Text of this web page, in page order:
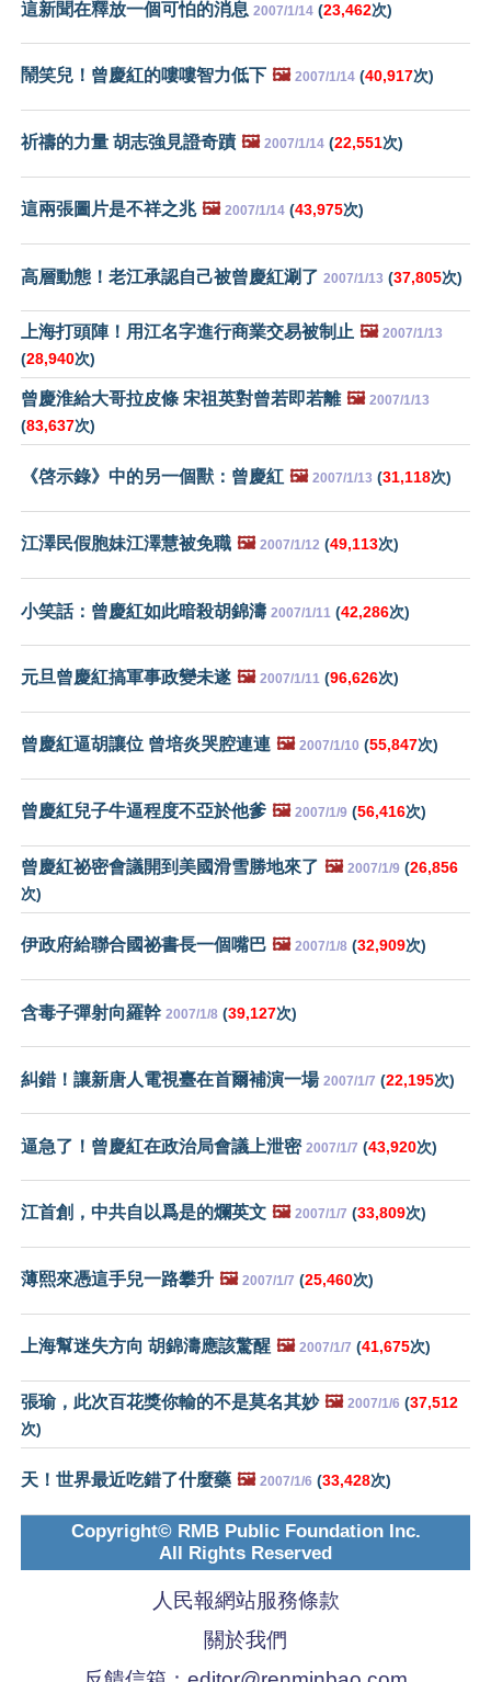
這新聞在釋放一個可怕的消息 2007/1/14 (23,462次)
鬧笑兒！曾慶紅的嘍嘍智力低下 🖼️ 2007/1/14 (40,917次)
祈禱的力量 胡志強見證奇蹟 🖼️ 2007/1/14 (22,551次)
這兩張圖片是不祥之兆 🖼️ 2007/1/14 (43,975次)
高層動態！老江承認自己被曾慶紅涮了 2007/1/13 (37,805次)
上海打頭陣！用江名字進行商業交易被制止 🖼️ 2007/1/13
(28,940次)
曾慶淮給大哥拉皮條 宋祖英對曾若即若離 🖼️ 2007/1/13
(83,637次)
《啓示錄》中的另一個獸：曾慶紅 🖼️ 2007/1/13 (31,118次)
江澤民假胞妹江澤慧被免職 🖼️ 2007/1/12 (49,113次)
小笑話：曾慶紅如此暗殺胡錦濤 2007/1/11 (42,286次)
元旦曾慶紅搞軍事政變未遂 🖼️ 2007/1/11 (96,626次)
曾慶紅逼胡讓位 曾培炎哭腔連連 🖼️ 2007/1/10 (55,847次)
曾慶紅兒子牛逼程度不亞於他爹 🖼️ 2007/1/9 (56,416次)
曾慶紅祕密會議開到美國滑雪勝地來了 🖼️ 2007/1/9 (26,856
次)
伊政府給聯合國祕書長一個嘴巴 🖼️ 2007/1/8 (32,909次)
含毒子彈射向羅幹 2007/1/8 (39,127次)
糾錯！讓新唐人電視臺在首爾補演一場 2007/1/7 (22,195次)
逼急了！曾慶紅在政治局會議上泄密 2007/1/7 (43,920次)
江首創，中共自以爲是的爛英文 🖼️ 2007/1/7 (33,809次)
薄熙來憑這手兒一路攀升 🖼️ 2007/1/7 (25,460次)
上海幫迷失方向 胡錦濤應該驚醒 🖼️ 2007/1/7 (41,675次)
張瑜，此次百花獎你輸的不是莫名其妙 🖼️ 2007/1/6 (37,512
次)
天！世界最近吃錯了什麼藥 🖼️ 2007/1/6 (33,428次)
Copyright© RMB Public Foundation Inc.
All Rights Reserved
人民報網站服務條款
關於我們